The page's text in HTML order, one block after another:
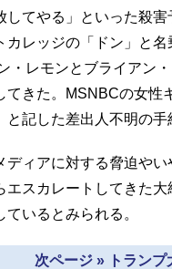
してやる」といった殺
カレッジの「ドン」と
・レモンとブライアン
てきた。MSNBCの女性
と記した差出人不明の手
ィアに対する脅迫や
エスカレートしてきた
いるとみられる。
次ページ » トラン